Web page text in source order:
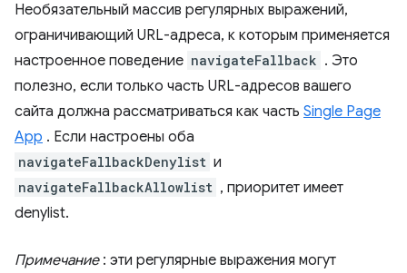
Необязательный массив регулярных выражений,
ограничивающий URL-адреса, к которым применяется
настроенное поведение navigateFallback . Это
полезно, если только часть URL-адресов вашего
сайта должна рассматриваться как часть Single Page
App . Если настроены оба
navigateFallbackDenylist и
navigateFallbackAllowlist , приоритет имеет
denylist.
Примечание: эти регулярные выражения могут